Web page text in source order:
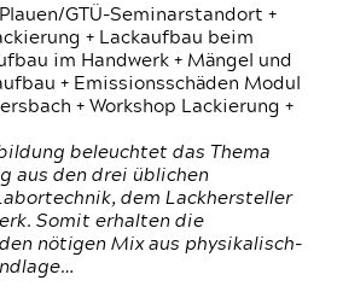
GTÜ-Seminarstandort +
+ Lackaufbau beim
im Handwerk + Mängel und
+ Emissionsschäden Modul
+ Workshop Lackierung +
beleuchtet das Thema
aus den drei üblichen
dem Lackhersteller
Somit erhalten die
nötigen Mix aus physikalisch-